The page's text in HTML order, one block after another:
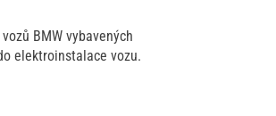
BMW vybavených
elektroinstalace vozu.